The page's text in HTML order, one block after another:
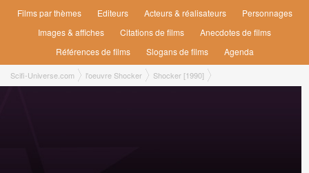
Films par thèmes
Editeurs Acteurs & réalisateurs
Personnages
Images & affiches
Citations de films
Anecdotes de films
Références de films
Slogans de films Agenda
Scifi-Universe.com l'oeuvre Shocker Shocker [1990]